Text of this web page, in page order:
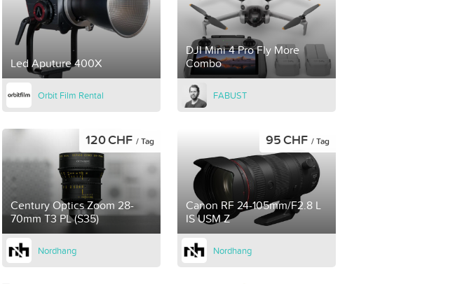
Led Aputure 400X
Orbit Film Rental
DJI Mini 4 Pro Fly More
Combo
FABUST
Century Optics Zoom 28-
70mm T3 PL (S35)
120 CHF / Tag
Nordhang
Canon RF 24-105mm/F2.8 L
IS USM Z
95 CHF / Tag
Nordhang